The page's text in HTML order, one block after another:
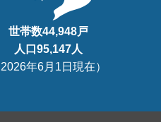
世帯数44,948戸
人口95,147人
2026年6月1日現在）